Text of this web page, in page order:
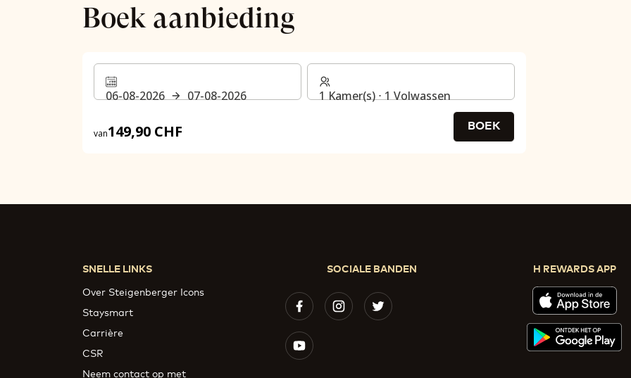
Boek aanbieding
06-08-2026 07-08-2026
van149,90 CHF
1 Kamer(s) ⋅ 1 Volwassen
BOEK
SNELLE LINKS
Over Steigenberger Icons
Staysmart
Carrière
CSR
Neem contact op met
SOCIALE BANDEN H REWARDS APP